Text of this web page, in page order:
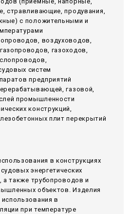
стравливающие, продувания,
с положительными и
воздуховодов,
газоходов,
систем
предприятий
газовой,
промышленности
конструкций,
плит перекрытий
в конструкциях
энергетических
а также трубопроводов и
объектов. Изделия
в
при температуре